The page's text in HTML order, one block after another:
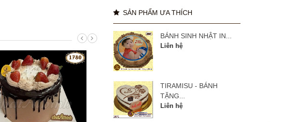
SẢN PHẨM ƯA THÍCH
BÁNH SINH NHẬT IN...
Liên hệ
TIRAMISU - BÁNH
TẶNG...
Liên hệ